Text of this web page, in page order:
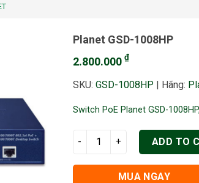
Planet GSD-1008HP
2.800.000 ₫
SKU: GSD-1008HP | Hãng:
Switch PoE Planet GSD-
Planet GSD-1008HP quantity
ADD TO
MUA NGAY